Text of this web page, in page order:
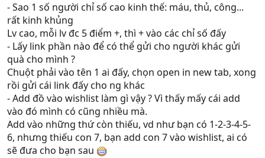
- Sao 1 số người chỉ số cao kinh thế: máu, thủ, công...
rất kinh khủng
Lv cao, mỗi lv đc 5 điểm +, thì + vào các chỉ số đấy
- Lấy link phần nào để có thể gửi cho người khác gửi
quà cho mình ?
Chuột phải vào tên 1 ai đấy, chọn open in new tab, xong
rồi gửi cái link đấy cho ng khác
- Add đồ vào wishlist làm gì vậy ? Vì thấy mấy cái add
vào đó mình có cũng nhiều mà.
Add vào những thứ còn thiếu, vd như bạn có 1-2-3-4-5-
6, nhưng thiếu con 7, bạn add con 7 vào wishlist, ai có
sẽ đưa cho bạn sau